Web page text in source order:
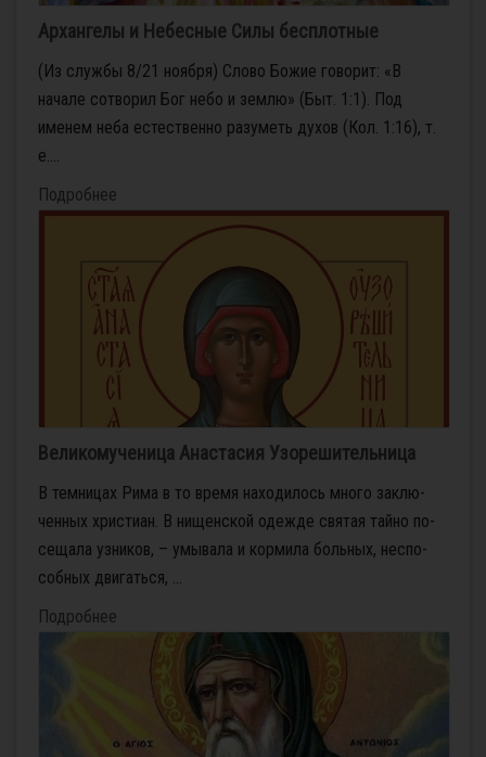
Архангелы и Небесные Силы бесплотные
(Из службы 8/21 ноября) Слово Божие говорит: «В
начале сотворил Бог небо и землю» (Быт. 1:1). Под
именем неба естественно разуметь духов (Кол. 1:16), т.
е....
Подробнее
Великомученица Анастасия Узорешительница
В тем­ни­цах Ри­ма в то вре­мя на­хо­ди­лось мно­го за­клю­
чен­ных хри­сти­ан. В ни­щен­ской одеж­де свя­тая тай­но по­
се­ща­ла уз­ни­ков, – умы­ва­ла и кор­ми­ла боль­ных, неспо­
соб­ных дви­гать­ся, ...
Подробнее